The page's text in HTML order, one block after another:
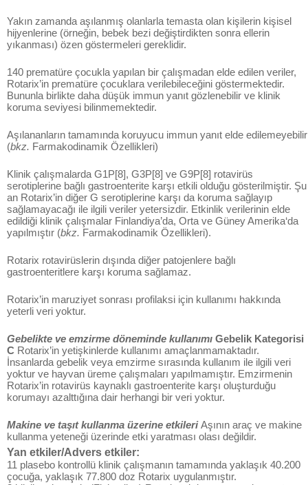
Yakın zamanda aşılanmış olanlarla temasta olan kişilerin kişisel
hijyenlerine (örneğin, bebek bezi değiştirdikten sonra ellerin
yıkanması) özen göstermeleri gereklidir.
140 prematüre çocukla yapılan bir çalışmadan elde edilen veriler,
Rotarix’in prematüre çocuklara verilebileceğini göstermektedir.
Bununla birlikte daha düşük immun yanıt gözlenebilir ve klinik
koruma seviyesi bilinmemektedir.
Aşılananların tamamında koruyucu immun yanıt elde edilemeyebilir
(bkz. Farmakodinamik Özellikleri)
Klinik çalışmalarda G1P[8], G3P[8] ve G9P[8] rotavirüs
serotiplerine bağlı gastroenterite karşı etkili olduğu gösterilmiştir. Şu
an Rotarix’in diğer G serotiplerine karşı da koruma sağlayıp
sağlamayacağı ile ilgili veriler yetersizdir. Etkinlik verilerinin elde
edildiği klinik çalışmalar Finlandiya’da, Orta ve Güney Amerika‘da
yapılmıştır (bkz. Farmakodinamik Özellikleri).
Rotarix rotavirüslerin dışında diğer patojenlere bağlı
gastroenteritlere karşı koruma sağlamaz.
Rotarix’in maruziyet sonrası profilaksi için kullanımı hakkında
yeterli veri yoktur.
Gebelikte ve emzirme döneminde kullanımı Gebelik Kategorisi
C Rotarix’in yetişkinlerde kullanımı amaçlanmamaktadır.
İnsanlarda gebelik veya emzirme sırasında kullanım ile ilgili veri
yoktur ve hayvan üreme çalışmaları yapılmamıştır. Emzirmenin
Rotarix’in rotavirüs kaynaklı gastroenterite karşı oluşturduğu
korumayı azalttığına dair herhangi bir veri yoktur.
Makine ve taşıt kullanma üzerine etkileriAşının araç ve makine
kullanma yeteneği üzerinde etki yaratması olası değildir.
Yan etkiler/Advers etkiler:
11 plasebo kontrollü klinik çalışmanın tamamında yaklaşık 40.200
çocuğa, yaklaşık 77.800 doz Rotarix uygulanmıştır.